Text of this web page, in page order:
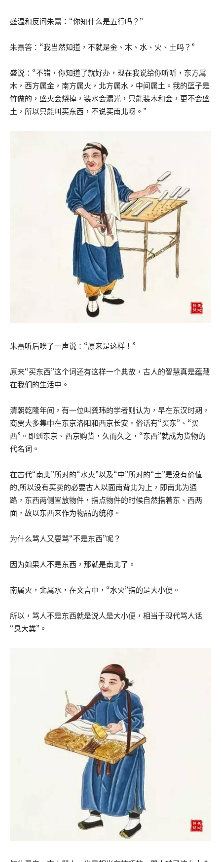
盛温和反问朱熹：“你知什么是五行吗？”
朱熹答：“我当然知道，不就是金、木、水、火、土吗？”
盛说：“不错，你知道了就好办，现在我说给你听听，东方属
木，西方属金，南方属火，北方属水，中间属土。我的篮子是
竹做的，盛火会烧掉，装水会漏光，只能装木和金，更不会盛
土，所以只能叫买东西，不说买南北呀。”
朱熹听后唉了一声说：“原来是这样！”
原来“买东西”这个词还有这样一个典故，古人的智慧真是蕴藏
在我们的生活中。
清朝乾隆年间，有一位叫龚玮的学者则认为，早在东汉时期，
商贾大多集中在东京洛阳和西京长安。俗话有“买东”、“买
西”。即到东京、西京购货，久而久之，“东西”就成为货物的
代名词。
在古代“南北”所对的“水火”以及“中”所对的“土”是没有价值
的,所以没有买卖的必要古人以面南背北为上，即南北为通
路，东西两侧置放物件，指点物件的时候自然指着东、西两
面，故以东西来作为物品的统称。
为什么骂人又要骂“不是东西”呢？
因为如果人不是东西，那就是南北了。
南属火，北属水，在文言中，“水火”指的是大小便。
所以，骂人不是东西就是说人是大小便，相当于现代骂人话
“臭大粪”。